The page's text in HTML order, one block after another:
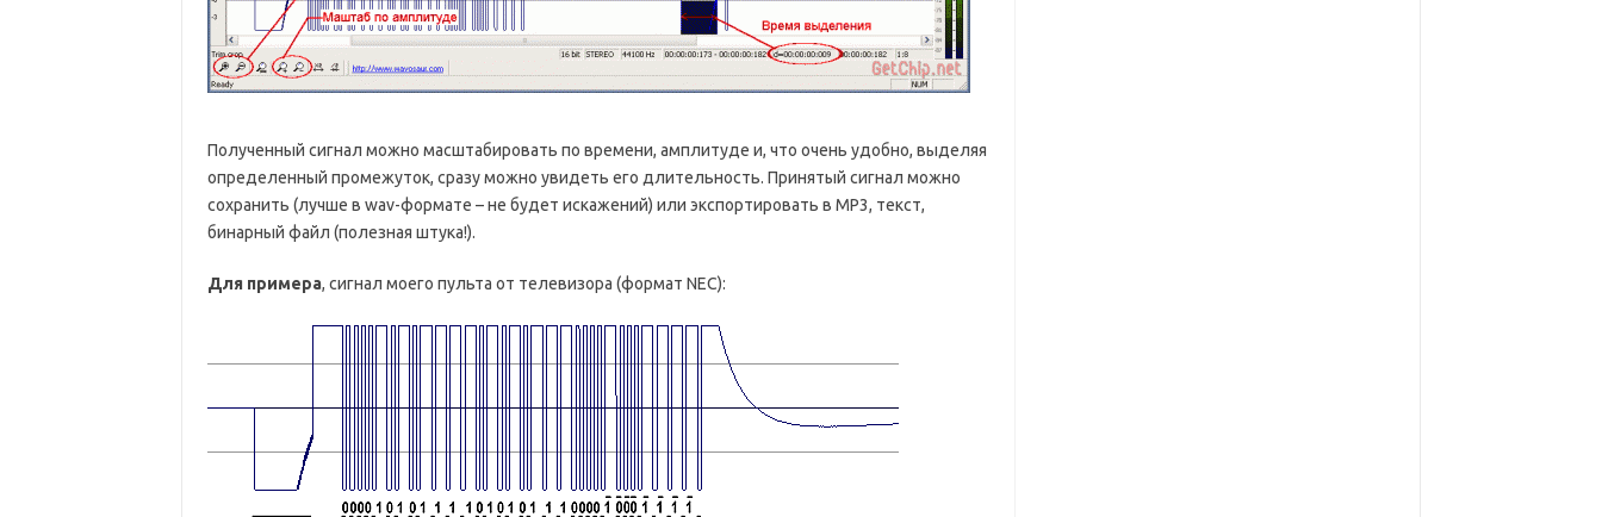
Полученный сигнал можно масштабировать по времени, амплитуде и, что очень удобно, выделяя
определенный промежуток, сразу можно увидеть его длительность. Принятый сигнал можно
сохранить (лучше в wav-формате – не будет искажений) или экспортировать в MP3, текст,
бинарный файл (полезная штука!).
Для примера, сигнал моего пульта от телевизора (формат NEC):